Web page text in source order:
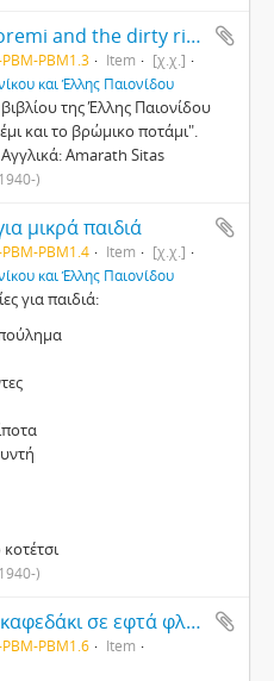
Hοp - hop, Doremi and the dirty river
PBM-PBM1.3 Item
[χ.χ.]
και Έλλης Παιονίδου
της Έλλης Παιονίδου
και το βρώμικο ποτάμι".
Amarath Sitas
)
μικρά παιδιά
PBM-PBM1.4 Item
[χ.χ.]
και Έλλης Παιονίδου
για παιδιά:
)
Οι άθλοι του καφεδάκι σε εφτά φλυτζάνια
PBM-PBM1.6
Item